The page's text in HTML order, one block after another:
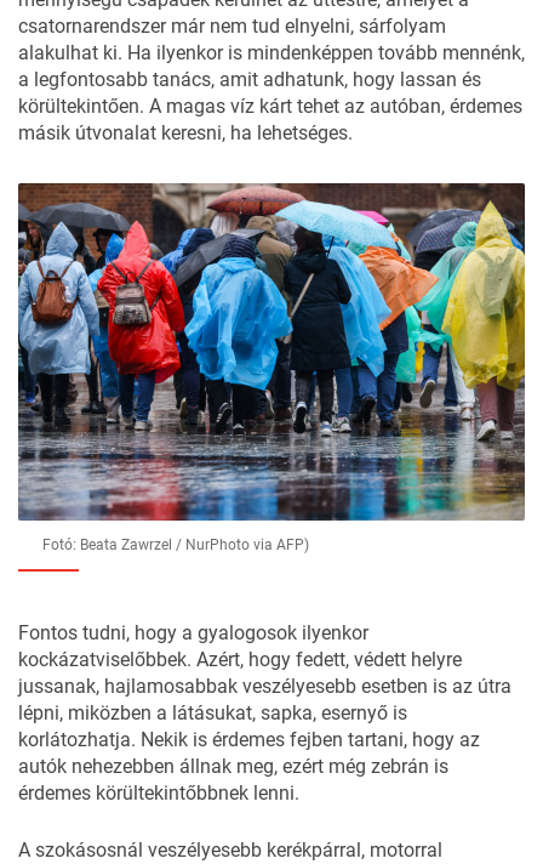
csatornarendszer már nem tud elnyelni, sárfolyam
alakulhat ki. Ha ilyenkor is mindenképpen tovább mennénk,
a legfontosabb tanács, amit adhatunk, hogy lassan és
körültekintően. A magas víz kárt tehet az autóban, érdemes
másik útvonalat keresni, ha lehetséges.
Fotó: Beata Zawrzel / NurPhoto via AFP)
Fontos tudni, hogy a gyalogosok ilyenkor
kockázatviselőbbek. Azért, hogy fedett, védett helyre
jussanak, hajlamosabbak veszélyesebb esetben is az útra
lépni, miközben a látásukat, sapka, esernyő is
korlátozhatja. Nekik is érdemes fejben tartani, hogy az
autók nehezebben állnak meg, ezért még zebrán is
érdemes körültekintőbbnek lenni.
A szokásosnál veszélyesebb kerékpárral, motorral